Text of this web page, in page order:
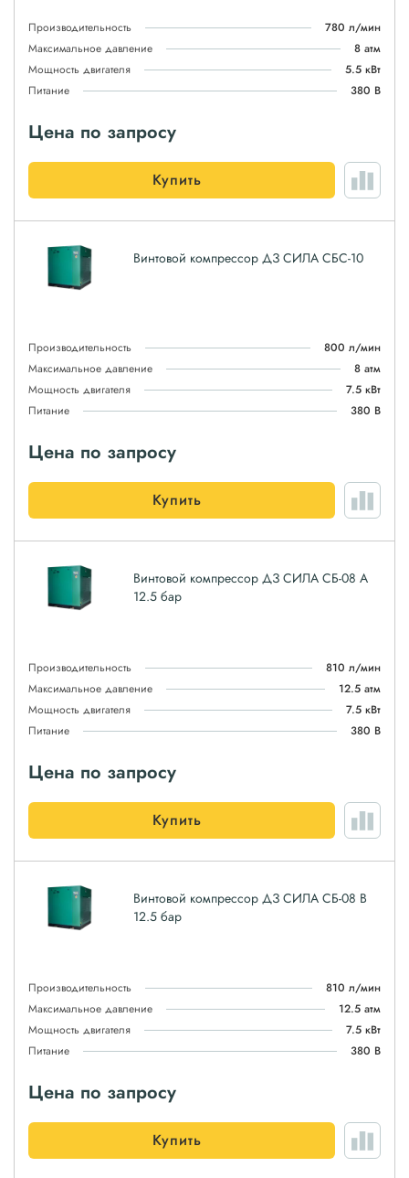
Производительность
780 л/мин
Максимальное давление
8 атм
Мощность двигателя
5.5 кВт
Питание
380 В
Цена по запросу
Купить
Винтовой компрессор ДЗ СИЛА СБС-10
Производительность
800 л/мин
Максимальное давление
8 атм
Мощность двигателя
7.5 кВт
Питание
380 В
Цена по запросу
Купить
Винтовой компрессор ДЗ СИЛА СБ-08 А
12.5 бар
Производительность
810 л/мин
Максимальное давление
12.5 атм
Мощность двигателя
7.5 кВт
Питание
380 В
Цена по запросу
Купить
Винтовой компрессор ДЗ СИЛА СБ-08 В
12.5 бар
Производительность
810 л/мин
Максимальное давление
12.5 атм
Мощность двигателя
7.5 кВт
Питание
380 В
Цена по запросу
Купить